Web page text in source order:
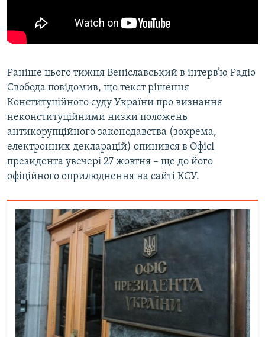
Раніше цього тижня Веніславський в інтерв’ю Радіо
Свобода повідомив, що текст рішення
Конституційного суду України про визнання
неконституційними низки положень
антикорупційного законодавства (зокрема,
електронних декларацій) опинився в Офісі
президента увечері 27 жовтня – ще до його
офіційного оприлюднення на сайті КСУ.